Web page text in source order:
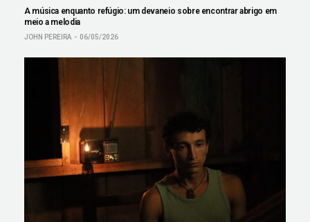
A música enquanto refúgio: um devaneio sobre encontrar abrigo em
meio a melodia
JOHN PEREIRA 06/05/2026